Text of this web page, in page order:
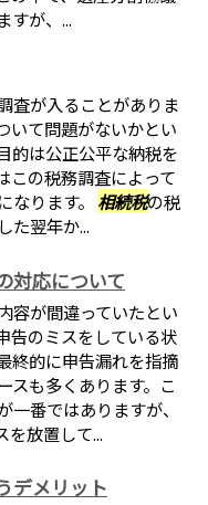
すが、...
査が入ることがありま
いて問題がないかとい
的は公正公平な納税を
この税務調査によって
ります。 相続税の税
た翌年か...
対応について
容が間違っていたとい
告のミスをしている状
終的に申告漏れを指摘
スも多くあります。こ
番ではありますが、
を放置して...
デメリット